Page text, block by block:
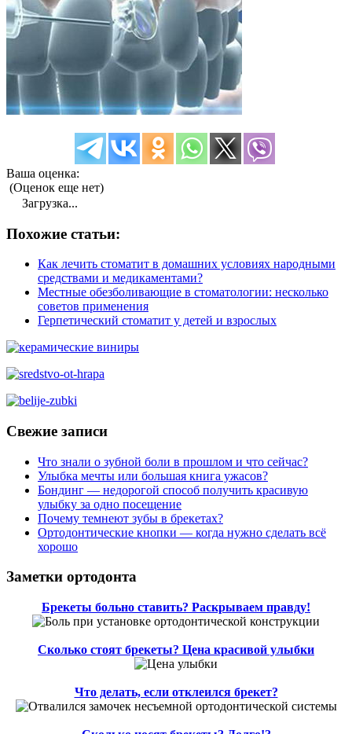
Ваша оценка:
(Оценок еще нет)
Загрузка...
Похожие статьи:
Как лечить стоматит в домашних условиях народными
средствами и медикаментами?
Местные обезболивающие в стоматологии: несколько
советов применения
Герпетический стоматит у детей и взрослых
Свежие записи
Что знали о зубной боли в прошлом и что сейчас?
Улыбка мечты или большая книга ужасов?
Бондинг — недорогой способ получить красивую
улыбку за одно посещение
Почему темнеют зубы в брекетах?
Ортодонтические кнопки — когда нужно сделать всё
хорошо
Заметки ортодонта
Брекеты больно ставить? Раскрываем правду!
Сколько стоят брекеты? Цена красивой улыбки
Что делать, если отклеился брекет?